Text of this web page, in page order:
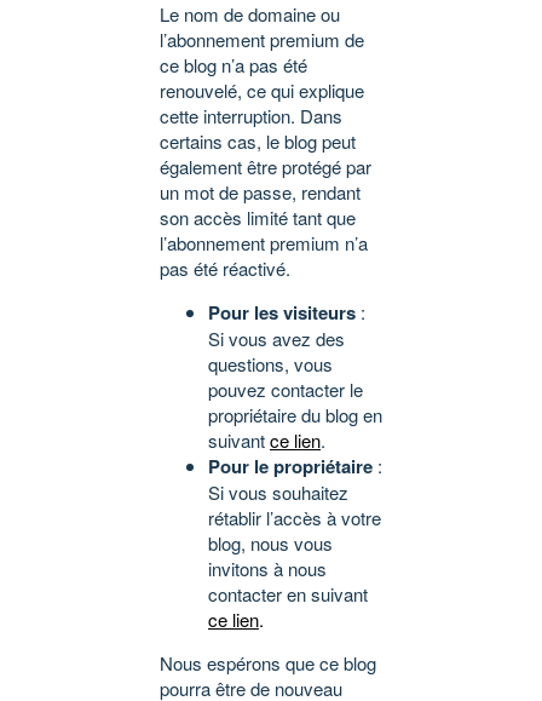
Le nom de domaine ou
l’abonnement premium de
ce blog n’a pas été
renouvelé, ce qui explique
cette interruption. Dans
certains cas, le blog peut
également être protégé par
un mot de passe, rendant
son accès limité tant que
l’abonnement premium n’a
pas été réactivé.
Pour les visiteurs :
Si vous avez des
questions, vous
pouvez contacter le
propriétaire du blog en
suivantce lien.
Pour le propriétaire :
Si vous souhaitez
rétablir l’accès à votre
blog, nous vous
invitons à nous
contacter en suivant
ce lien.
Nous espérons que ce blog
pourra être de nouveau